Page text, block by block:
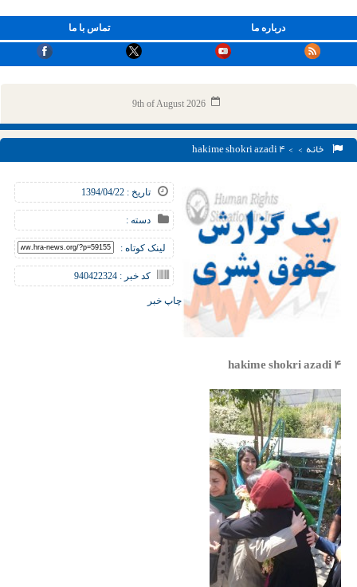
تماس با ما درباره ما
9th of August 2026
خانه > > hakime shokri azadi ۴
تاریخ : 1394/04/22
دسته :
لینک کوتاه :
کد خبر : 940422324
چاپ خبر
hakime shokri azadi ۴